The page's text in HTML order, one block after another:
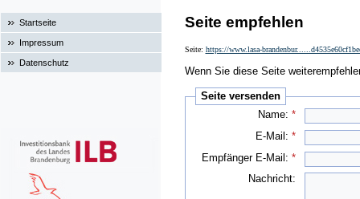
Startseite
Impressum
Datenschutz
Seite empfehlen
Seite: https://www.lasa-
Wenn Sie diese Seite
Seite versenden
Name:*
E-Mail:*
Empfänger E-Mail:*
Nachricht: